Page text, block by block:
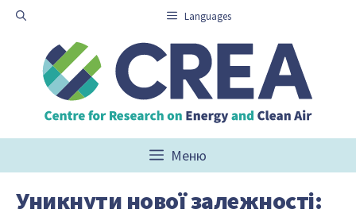
Перейти
Languages
Меню
Уникнути нової залежності: